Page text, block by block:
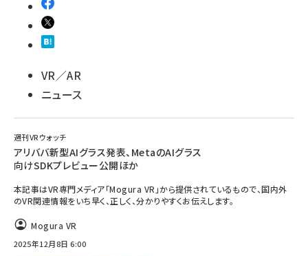
VR／AR
ニュース
週刊VRウォッチ
アリババ新型AIグラス発表、MetaのAIグラス
向けSDKプレビュー公開ほか
本記事はVR専門メディア「Mogura VR」から提供されているもので、国内外
のVR関連情報をいち早く、正しく、分かりやすくお伝えします。
Mogura VR
2025年12月8日 6:00